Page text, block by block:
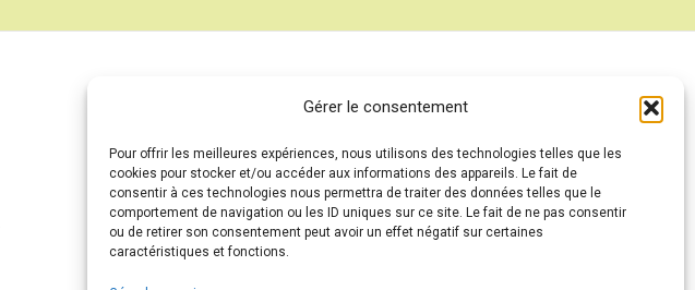
Gérer le consentement
Pour offrir les meilleures expériences, nous utilisons des technologies telles que les
cookies pour stocker et/ou accéder aux informations des appareils. Le fait de
consentir à ces technologies nous permettra de traiter des données telles que le
comportement de navigation ou les ID uniques sur ce site. Le fait de ne pas consentir
ou de retirer son consentement peut avoir un effet négatif sur certaines
caractéristiques et fonctions.
CONTACT
ANNONCEURS
CONDITIONS GÉNÉRALES D’UTILISATION
POLITIQUE DE CONFIDENTIALITÉ ET PROTECTION DES